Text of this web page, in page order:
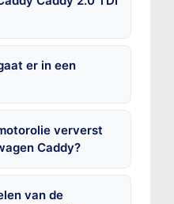
er in een
ververst
Caddy?
van de